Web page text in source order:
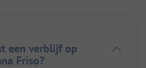
een verblijf op
Friso?